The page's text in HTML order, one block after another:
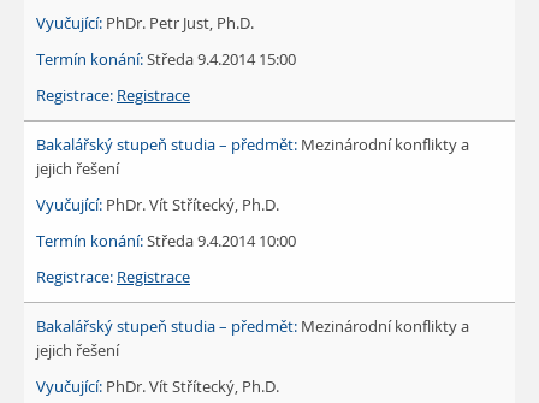
PhDr. Petr Just, Ph.D.
Středa 9.4.2014 15:00
Registrace
Mezinárodní konflikty a
jejich řešení
PhDr. Vít Střítecký, Ph.D.
Středa 9.4.2014 10:00
Registrace
Mezinárodní konflikty a
jejich řešení
PhDr. Vít Střítecký, Ph.D.